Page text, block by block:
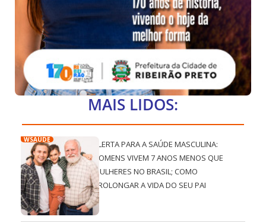
MAIS LIDOS:
WSAÚDE
ALERTA PARA A SAÚDE MASCULINA:
HOMENS VIVEM 7 ANOS MENOS QUE
MULHERES NO BRASIL; COMO
PROLONGAR A VIDA DO SEU PAI